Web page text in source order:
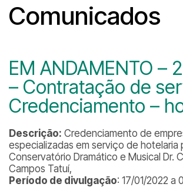
Comunicados
EM ANDAMENTO –
– Contratação de
Credenciamento –
Descrição: Credenciamento de
especializadas em serviço de hotelaria
Conservatório Dramático e Musical Dr.
Campos Tatuí,
Período de divulgação: 17/01/2022 a